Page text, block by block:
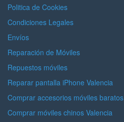
Politica de Cookies
Condiciones Legales
Envíos
Reparación de Móviles
Repuestos móviles
Reparar pantalla iPhone Valencia
Comprar accesorios móviles baratos
Comprar móviles chinos Valencia